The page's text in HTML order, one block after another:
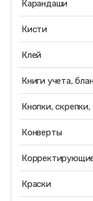
Карандаши
Кисти
Клей
Книги учета,
Кнопки,
Конверты
Краски